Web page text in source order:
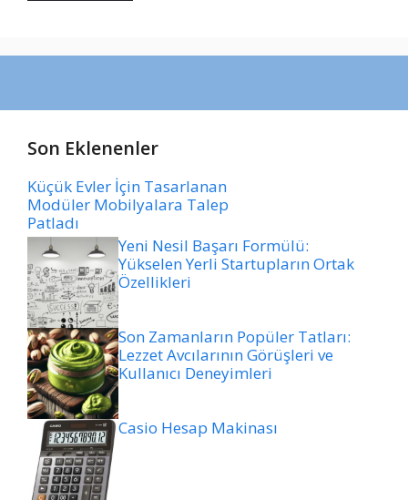
Son Eklenenler
Küçük Evler İçin Tasarlanan
Modüler Mobilyalara Talep
Patladı
Yeni Nesil Başarı Formülü:
Yükselen Yerli Startupların Ortak
Özellikleri
Son Zamanların Popüler Tatları:
Lezzet Avcılarının Görüşleri ve
Kullanıcı Deneyimleri
Casio Hesap Makinası